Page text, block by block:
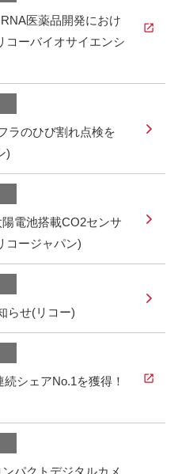
医薬品開発におけ
コーバイオサイエンシ
ラのひび割れ点検を
)
電池搭載CO2センサ
コージャパン)
らせ(リコー)
シェアNo.1を獲得！
パクトデジタルカメ